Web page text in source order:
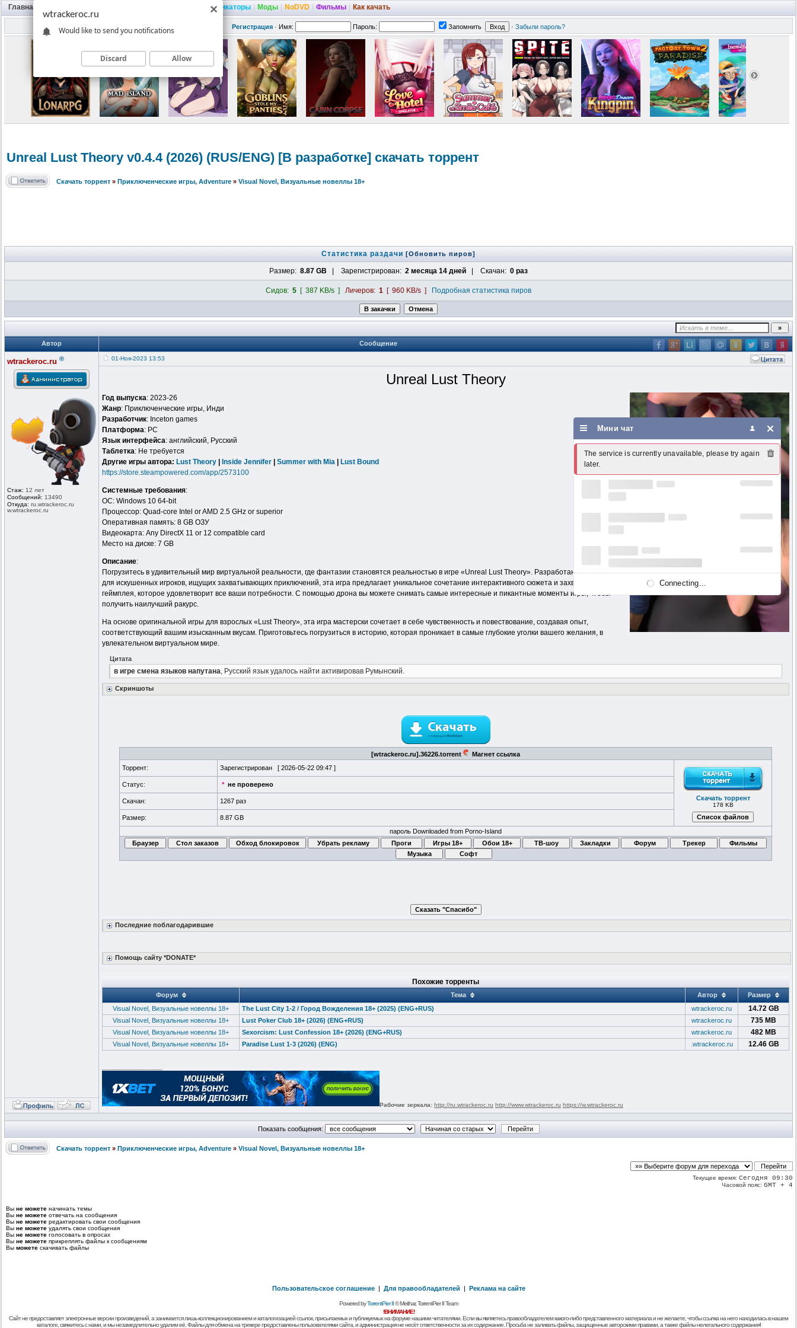
Главная Русификаторы Моды NoDVD Фильмы Как качать
Регистрация · Имя: Пароль: Запомнить · Забыли пароль?
Unreal Lust Theory v0.4.4 (2026) (RUS/ENG) [В разработке] скачать торрент
Скачать торрент » Приключенческие игры, Adventure » Visual Novel, Визуальные новеллы 18+
Статистика раздачи [Обновить пиров]
Размер: 8.87 GB | Зарегистрирован: 2 месяца 14 дней | Скачан: 0 раз
Сидов: 5 [ 387 KB/s ] Личеров: 1 [ 960 KB/s ] Подробная статистика пиров
Автор Сообщение
wtrackeroc.ru ®
Стаж: 12 лет
Сообщений: 13490
Откуда: ru.wtrackeroc.ru
w.wtrackeroc .ru
01-Ноя-2023 13:53
Unreal Lust Theory
Год выпуска: 2023-26
Жанр: Приключенческие игры, Инди
Разработчик: Inceton games
Платформа: PC
Язык интерфейса: английский, Русский
Таблeтка: Не требуется
Другие игры автора: Lust Theory Inside Jennifer Summer with Mia
Lust Bound
https://store.steampowered.com/app/2573100
Системные требования:
ОС: Windows 10 64-bit
Процессор: Quad-core Intel or AMD 2.5 GHz or superior
Оперативная память: 8 GB ОЗУ
Видеокарта: Any DirectX 11 or 12 compatible card
Место на диске: 7 GB
Описание:
Погрузитесь в удивительный мир виртуальной реальности, где фантазии становятся реальностью в игре «Unreal Lust Theory». Разработанная специально
для искушенных игроков, ищущих захватывающих приключений, эта игра предлагает уникальное сочетание интерактивного сюжета и захватывающего
геймплея, которое удовлетворит все ваши потребности. С помощью дрона вы можете снимать самые интересные и пикантные моменты игры, чтобы
получить наилучший ракурс.
На основе оригинальной игры для взрослых «Lust Theory», эта игра мастерски сочетает в себе чувственность и повествование, создавая опыт,
соответствующий вашим изысканным вкусам. Приготовьтесь погрузиться в историю, которая проникает в самые глубокие уголки вашего желания, в
увлекательном виртуальном мире.
Цитата
в игре смена языков напутана, Русский язык удалось найти активировав Румынский.
Скриншоты
[wtrackeroc.ru].36226.torrent
Магнет ссылка
Торрент:
Зарегистрирован [ 2026-05-22 09:47 ]
Скачать торрент
178 KB
Статус: * не проверено
Скачан: 1267 раз
Размер:
8.87 GB
пароль Downloaded from Porno-Island
Последние поблагодарившие
Помощь сайту *DONATE*
Похожие торренты
Форум Тема Автор
Размер
Visual Novel, Визуальные новеллы 18+
The Lust City 1-2 / Город Вожделения 18+ (2025) (ENG+RUS) wtrackeroc.ru 14.72 GB
Visual Novel, Визуальные новеллы 18+ Lust Poker Club 18+ (2026) (ENG+RUS) wtrackeroc.ru 735 MB
Visual Novel, Визуальные новеллы 18+ Sexorcism: Lust Confession 18+ (2026) (ENG+RUS) wtrackeroc.ru 482 MB
Visual Novel, Визуальные новеллы 18+ Paradise Lust 1-3 (2026) (ENG) .wtrackeroc.ru 12.46 GB
Рабочие зеркала: http://ru.wtrackeroc.ru http://www.wtrackeroc.ru https://w.wtrackeroc.ru
Показать сообщения:
Скачать торрент » Приключенческие игры, Adventure » Visual Novel, Визуальные новеллы 18+
Текущее время: Сегодня 09:30
Часовой пояс: GMT + 4
Вы не можете начинать темы
Вы не можете отвечать на сообщения
Вы не можете редактировать свои сообщения
Вы не можете удалять свои сообщения
Вы не можете голосовать в опросах
Вы не можете прикреплять файлы к сообщениям
Вы можете скачивать файлы
Пользовательское соглашение | Для правообладателей | Реклама на сайте
Powered byTorrentPier II© Meithar, TorrentPier II Team
!ВНИМАНИЕ!
Сайт не предоставляет электронные версии произведений, а занимается лишь коллекционированием и каталогизацией ссылок, присылаемых и публикуемых на форуме нашими читателями. Если вы являетесь правообладателем какого-либо представленного материала и не желаете, чтобы ссылка на него находилась в нашем
каталоге, свяжитесь с нами, и мы незамедлительно удалим её. Файлы для обмена на трекере предоставлены пользователями сайта, и администрация не несёт ответственности за их содержание. Просьба не заливать файлы, защищенные авторскими правами, а также файлы нелегального содержания!
wtrackeroc.ru
Would like to send you notifications
Discard Allow
Мини чат
The service is currently unavailable, please try again
later.
Connecting...